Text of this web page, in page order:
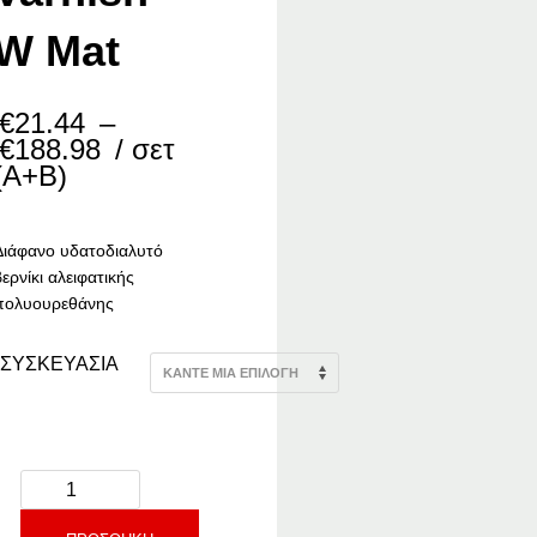
Mat
21.44 –
188.98 Price
€188.98
/ σετ
υδατοδιαλυτό
αλειφατικής
ΣΥΣΚΕΥΑΣΙΑ